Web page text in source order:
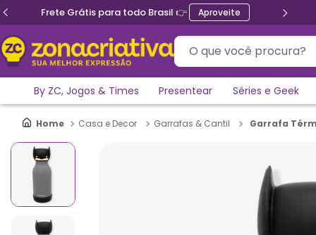
Frete Grátis para todo Brasil 👉 Aproveite
O que você procura?
By ZC, Jogos & Times Presentear Séries e Geek
Casa e Decor Garrafas & Cantil Garrafa